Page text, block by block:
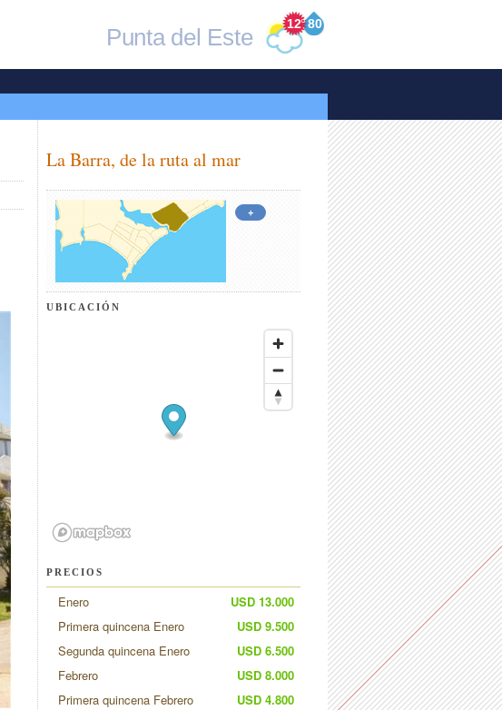
80
12°
Punta del Este
La Barra, de la ruta al mar
+
UBICACIÓN
PRECIOS
Enero
USD 13.000
Primera quincena Enero
USD 9.500
Segunda quincena Enero
USD 6.500
Febrero
USD 8.000
Primera quincena Febrero
USD 4.800